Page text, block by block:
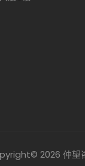
2026 仲望